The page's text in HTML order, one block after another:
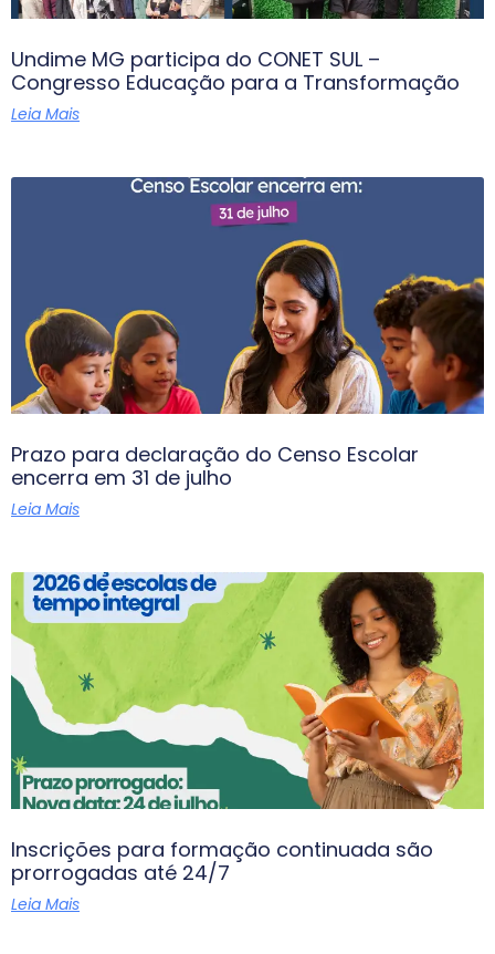
Undime MG participa do CONET SUL –
Congresso Educação para a Transformação
Leia Mais
Prazo para declaração do Censo Escolar
encerra em 31 de julho
Leia Mais
Inscrições para formação continuada são
prorrogadas até 24/7
Leia Mais